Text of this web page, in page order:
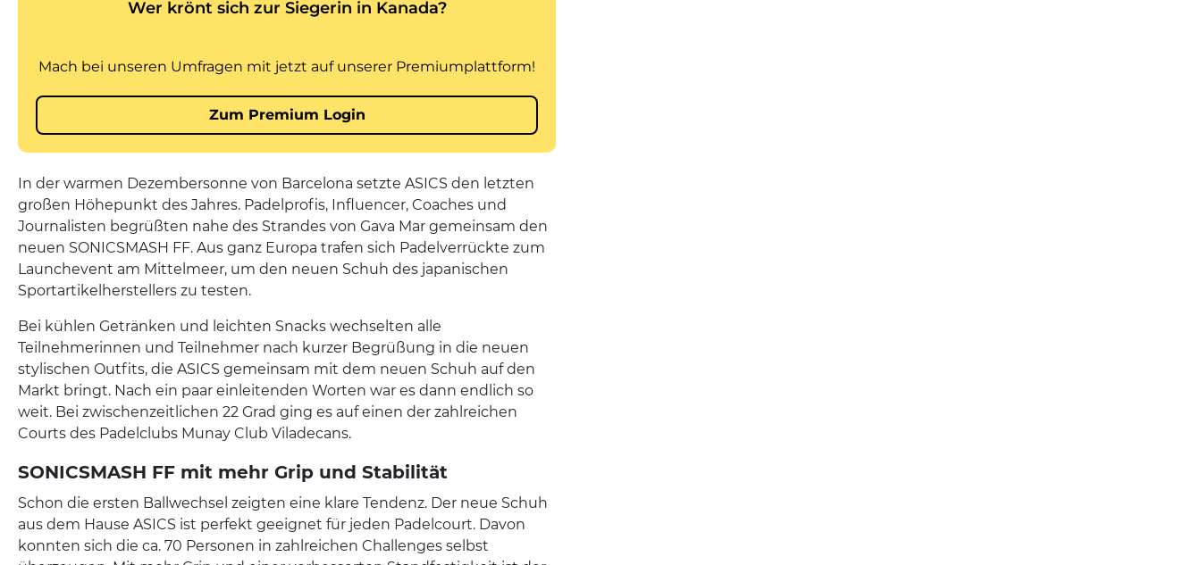
In der warmen Dezembersonne von Barcelona setzte ASICS den letzten
großen Höhepunkt des Jahres. Padelprofis, Influencer, Coaches und
Journalisten begrüßten nahe des Strandes von Gava Mar gemeinsam den
neuen SONICSMASH FF. Aus ganz Europa trafen sich Padelverrückte zum
Launchevent am Mittelmeer, um den neuen Schuh des japanischen
Sportartikelherstellers zu testen.
Bei kühlen Getränken und leichten Snacks wechselten alle
Teilnehmerinnen und Teilnehmer nach kurzer Begrüßung in die neuen
stylischen Outfits, die ASICS gemeinsam mit dem neuen Schuh auf den
Markt bringt. Nach ein paar einleitenden Worten war es dann endlich so
weit. Bei zwischenzeitlichen 22 Grad ging es auf einen der zahlreichen
Courts des Padelclubs Munay Club Viladecans.
SONICSMASH FF mit mehr Grip und Stabilität
Schon die ersten Ballwechsel zeigten eine klare Tendenz. Der neue Schuh
aus dem Hause ASICS ist perfekt geeignet für jeden Padelcourt. Davon
konnten sich die ca. 70 Personen in zahlreichen Challenges selbst